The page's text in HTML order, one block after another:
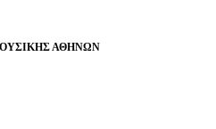
ΜΟΥΣΙΚΗΣ ΑΘΗΝΩΝ